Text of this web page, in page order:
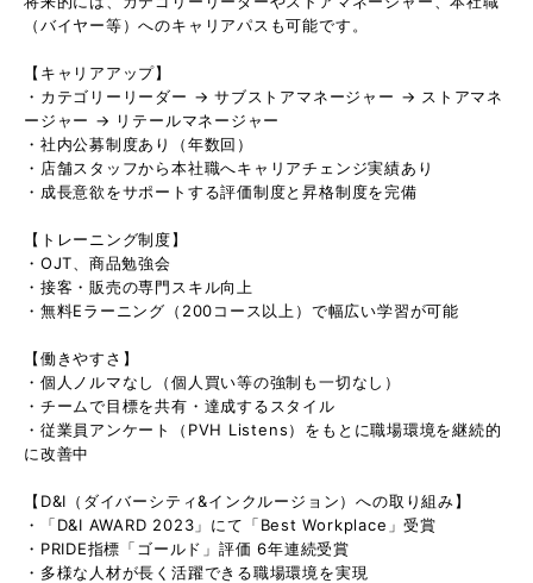
（バイヤー等）へのキャリアパスも可能です。
【キャリアアップ】
・カテゴリーリーダー → サブストアマネージャー → ストアマネ
ージャー → リテールマネージャー
・社内公募制度あり（年数回）
・店舗スタッフから本社職へキャリアチェンジ実績あり
・成長意欲をサポートする評価制度と昇格制度を完備
【トレーニング制度】
・OJT、商品勉強会
・接客・販売の専門スキル向上
・無料Eラーニング（200コース以上）で幅広い学習が可能
【働きやすさ】
・個人ノルマなし（個人買い等の強制も一切なし）
・チームで目標を共有・達成するスタイル
・従業員アンケート（PVH Listens）をもとに職場環境を継続的
に改善中
【D&I（ダイバーシティ&インクルージョン）への取り組み】
・「D&I AWARD 2023」にて「Best Workplace」受賞
・PRIDE指標「ゴールド」評価 6年連続受賞
・多様な人材が長く活躍できる職場環境を実現